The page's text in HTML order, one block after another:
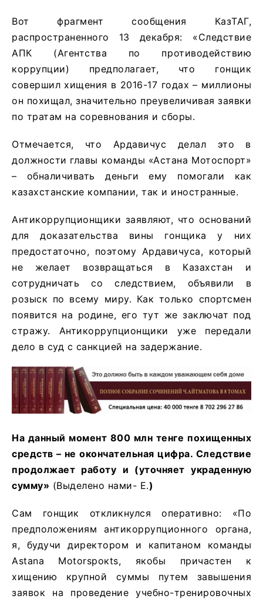
Вот фрагмент сообщения КазТАГ,
распространенного 13 декабря: «Следствие
АПК (Агентства по противодействию
коррупции) предполагает, что гонщик
совершил хищения в 2016-17 годах – миллионы
он похищал, значительно преувеличивая заявки
по тратам на соревнования и сборы.
Отмечается, что Ардавичус делал это в
должности главы команды «Астана Мотоспорт»
– обналичивать деньги ему помогали как
казахстанские компании, так и иностранные.
Антикоррупционщики заявляют, что оснований
для доказательства вины гонщика у них
предостаточно, поэтому Ардавичуса, который
не желает возвращаться в Казахстан и
сотрудничать со следствием, объявили в
розыск по всему миру. Как только спортсмен
появится на родине, его тут же заключат под
стражу. Антикоррупционщики уже передали
дело в суд с санкцией на задержание.
На данный момент 800 млн тенге похищенных
средств – не окончательная цифра. Следствие
продолжает работу и (уточняет украденную
сумму» (Выделено нами- Е.)
Сам гонщик откликнулся оперативно: «По
предположениям антикоррупционного органа,
я, будучи директором и капитаном команды
Astana Motorspoкts, якобы причастен к
хищению крупной суммы путем завышения
заявок на проведение учебно-тренировочных